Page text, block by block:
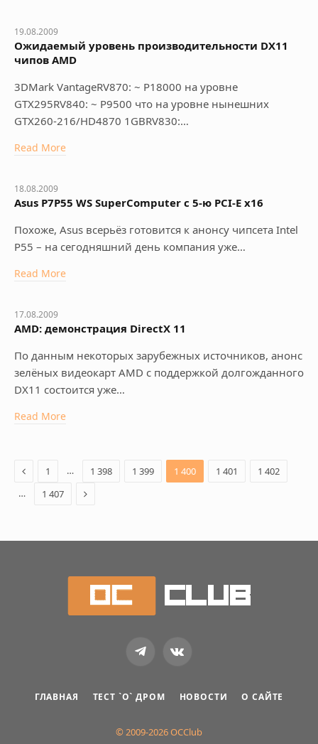
19.08.2009
Ожидаемый уровень производительности DX11
чипов AMD
3DMark VantageRV870: ~ P18000 на уровне
GTX295RV840: ~ P9500 что на уровне нынешних
GTX260-216/HD4870 1GBRV830:…
Read More
18.08.2009
Asus P7P55 WS SuperComputer с 5-ю PCI-E x16
Похоже, Asus всерьёз готовится к анонсу чипсета Intel
P55 – на сегодняшний день компания уже…
Read More
17.08.2009
AMD: демонстрация DirectX 11
По данным некоторых зарубежных источников, анонс
зелёных видеокарт AMD с поддержкой долгожданного
DX11 состоится уже…
Read More
Previous
1 … 1 398 1 399 1 400 1 401
1 402
…
1 407 Next
TelegramVKontakte
ГЛАВНАЯ ТЕСТ `О` ДРОМ НОВОСТИ О САЙТЕ
© 2009-2026 OCClub